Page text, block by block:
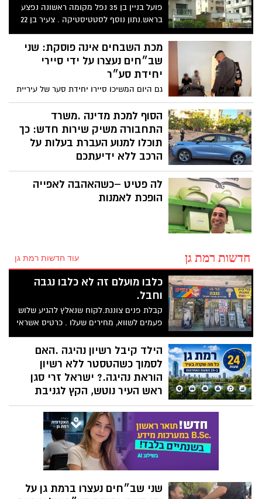
פועל בניין בן 35 נפל מקומה ראשונה נפצע
בראש.נתון נוסף לסטטיסטיקה . צעיר בן 22
שרכב על אופנוע נפגע מרכב חולף.אין חדש
תחת השמש.
מכת השבחים אינה פוסקת: שני
שב״חים נעצרו על ידי סיירי
יחידת סע״ר
גם היום המשיכו סיירו יחידת סער של עיריית
רמת גן במעצרי שב״חים ברחבי העיר
הסוף למכת מדינה .משרד
התחבורה משיק שירות חדש: כך
תוכלו למנוע העברת בעלות על
הרכב ללא ידיעתכם
בעלי כלי רכב יוכלו לחסום דרך האזור האישי
הממשלתי את האפשרות להעביר בעלות על
רכבם בסניפי הדואר. המהלך נועד לצמצם
לה פטיט –כשהאהבה לאפייה
הופכת לאמנות
חדשות רמת גן עוד חדשות רמת גן
כלבו מועלם זה לא כלבו נגבה
וחבל.
קבלת פנים צוננת.לקוח שנאלץ להגיע שלוש
פעמים לשווא, מחירים שעלו . כרטיס אשראי
אמריקן אינו מתקבל
הילד קיבל רשיון נהיגה .האם
לסמוך כשהטסטר ללא רשיון
הוראת נהיגה.? ישראל זרי סגן
ראש העיר נוטש, הקץ לגניבת
רכבים וגם תוקף הקטינים דרושה
עזרת הציבור סגן ראש העיר פורש
ועובר לאייזנקוט
מערכת רמת גן נט מסכמת עבורכם את כל מה
שקרה בעיר ביממה החולפת - ואתם לא
רוצים לפספס!
שני שב״חים נעצרו ברמת גן על